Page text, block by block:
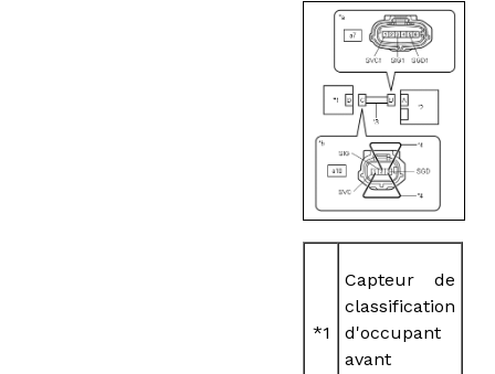
*1
Capteur de
classification
d'occupant
avant